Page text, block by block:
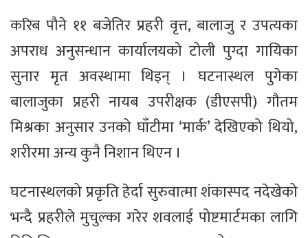
करिब पौने ११ बजेतिर प्रहरी वृत्त, बालाजु र उपत्यका
अपराध अनुसन्धान कार्यालयको टोली पुग्दा गायिका
सुनार मृत अवस्थामा थिइन् । घटनास्थल पुगेका
बालाजुका प्रहरी नायब उपरीक्षक (डीएसपी) गौतम
मिश्रका अनुसार उनको घाँटीमा ‘मार्क’ देखिएको थियो,
शरीरमा अन्य कुनै निशान थिएन ।
घटनास्थलको प्रकृति हेर्दा सुरुवात्मा शंकास्पद नदेखेको
भन्दै प्रहरीले मुचुल्का गरेर शवलाई पोष्टमार्टमका लागि